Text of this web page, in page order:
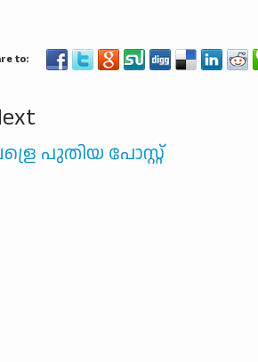
പുതിയ പോസ്റ്റ്